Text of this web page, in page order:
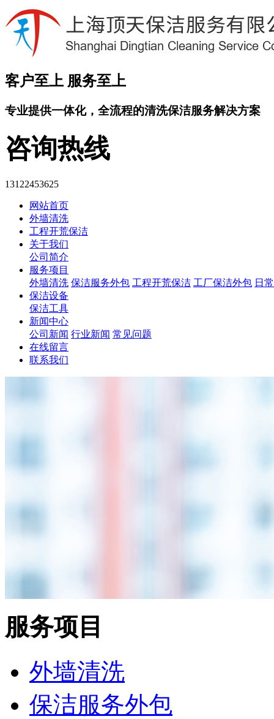
客户至上 服务至上
专业提供一体化，全流程的清洗保洁服务解决方案
咨询热线
13122453625
网站首页
外墙清洗
工程开荒保洁
关于我们
公司简介
服务项目
外墙清洗 保洁服务外包 工程开荒保洁 工厂保洁外包 日
保洁设备
保洁工具
新闻中心
公司新闻 行业新闻 常见问题
在线留言
联系我们
服务项目
外墙清洗
保洁服务外包